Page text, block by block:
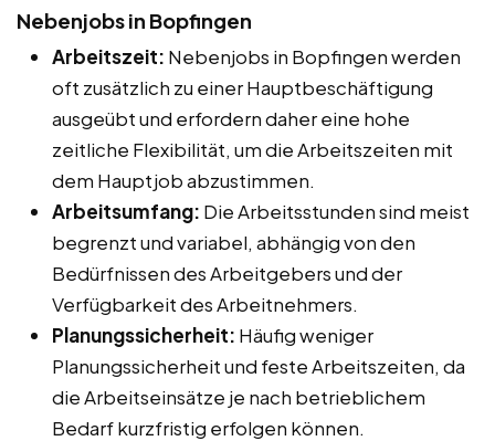
Nebenjobs in Bopfingen
Arbeitszeit: Nebenjobs in Bopfingen werden
oft zusätzlich zu einer Hauptbeschäftigung
ausgeübt und erfordern daher eine hohe
zeitliche Flexibilität, um die Arbeitszeiten mit
dem Hauptjob abzustimmen.
Arbeitsumfang: Die Arbeitsstunden sind meist
begrenzt und variabel, abhängig von den
Bedürfnissen des Arbeitgebers und der
Verfügbarkeit des Arbeitnehmers.
Planungssicherheit: Häufig weniger
Planungssicherheit und feste Arbeitszeiten, da
die Arbeitseinsätze je nach betrieblichem
Bedarf kurzfristig erfolgen können.